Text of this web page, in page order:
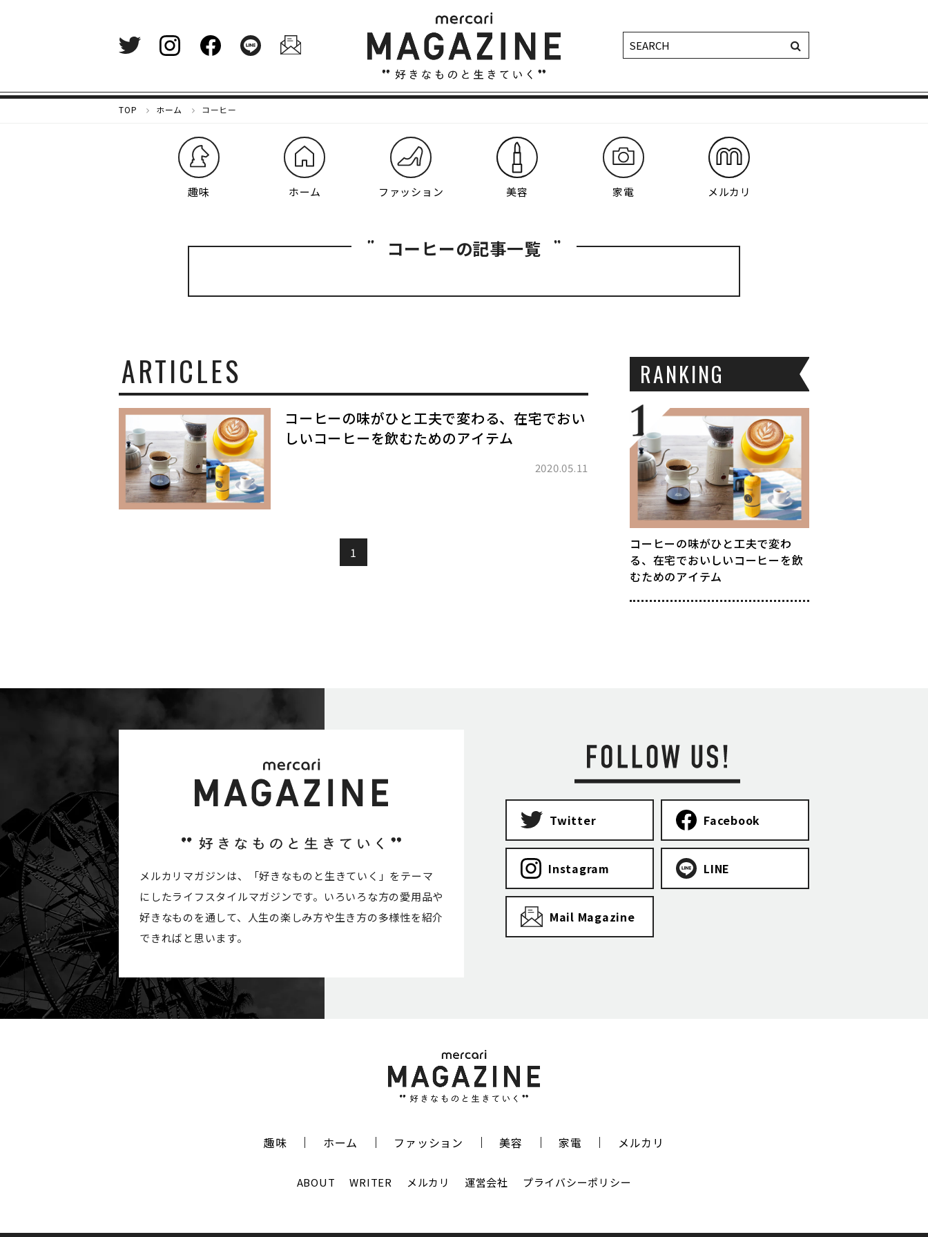
TOP
メ
い
く
ホーム コーヒー
趣味 ホーム ファッション 美容 家電 メルカリ
コーヒーの記事一覧
ARTICLES
コーヒーの味がひと工夫で変わる、在宅でおい
しいコーヒーを飲むためのアイテム
2020.05.11
1
RANKING
コーヒーの味がひと工夫で変わ
る、在宅でおいしいコーヒーを飲
むためのアイテム
メルカリマガジンは、「好きなものと生きていく」をテーマ
にしたライフスタイルマガジンです。いろいろな方の愛用品や
好きなものを通して、人生の楽しみ方や生き方の多様性を紹介
できればと思います。
Twitter Facebook
Instagram LINE
Mail Magazine
趣味 ホーム ファッション 美容 家電 メルカリ
ABOUT WRITER メルカリ 運営会社 プライバシーポリシー